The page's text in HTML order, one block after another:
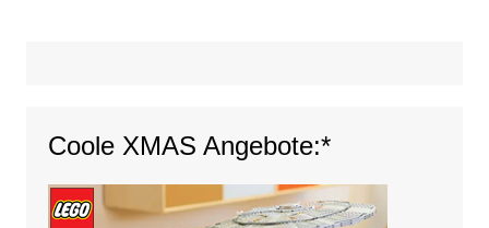
Coole XMAS Angebote:*